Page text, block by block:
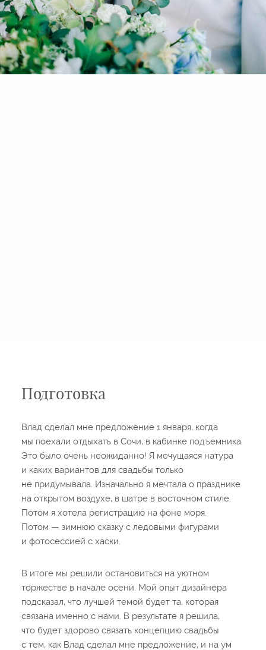
Подготовка
Влад сделал мне предложение 1 января, когда
мы поехали отдыхать в Сочи, в кабинке подъемника.
Это было очень неожиданно! Я мечущаяся натура
и каких вариантов для свадьбы только
не придумывала. Изначально я мечтала о празднике
на открытом воздухе, в шатре в восточном стиле.
Потом я хотела регистрацию на фоне моря.
Потом — зимнюю сказку с ледовыми фигурами
и фотосессией с хаски.
В итоге мы решили остановиться на уютном
торжестве в начале осени. Мой опыт дизайнера
подсказал, что лучшей темой будет та, которая
связана именно с нами. В результате я решила,
что будет здорово связать концепцию свадьбы
с тем, как Влад сделал мне предложение, и на ум